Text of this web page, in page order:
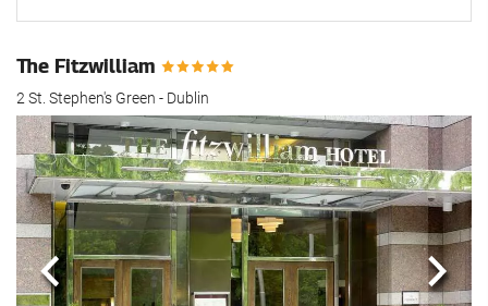
The Fitzwilliam
2 St. Stephen's Green - Dublin
Anterioară